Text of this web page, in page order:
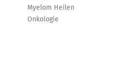
Myelom Heilen
Onkologie